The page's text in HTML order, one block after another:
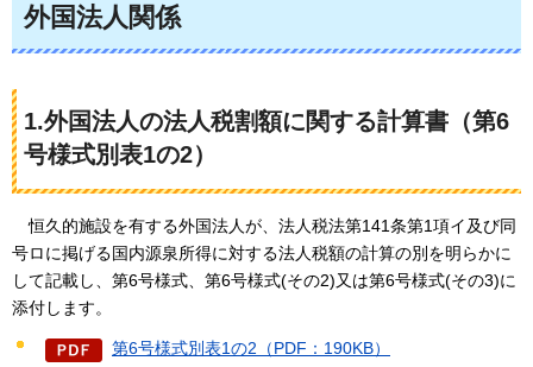
外国法人関係
1.外国法人の法人税割額に関する計算書（第6
号様式別表1の2）
恒久的施設を有する外国法人が、法人税法第141条第1項イ及び同
号ロに掲げる国内源泉所得に対する法人税額の計算の別を明らかに
して記載し、第6号様式、第6号様式(その2)又は第6号様式(その3)に
添付します。
第6号様式別表1の2（PDF：190KB）